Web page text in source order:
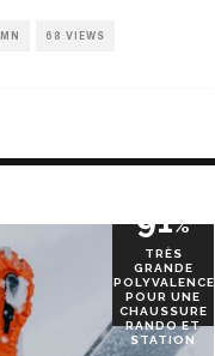
68 VIEWS
91%
TRÈS
GRANDE
POLYVALENCE
POUR UNE
CHAUSSURE
RANDO ET
STATION